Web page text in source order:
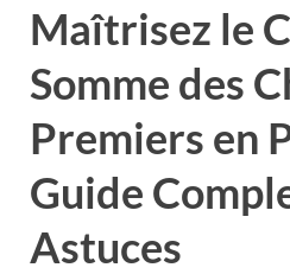
Maîtrisez le
Somme des
Premiers en
Guide
Astuces